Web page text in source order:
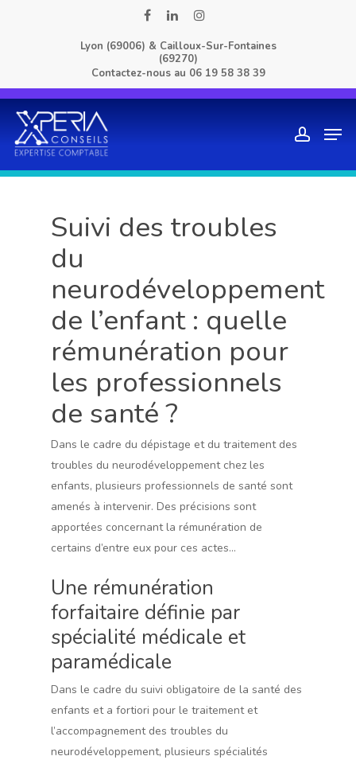
facebooklinkedininstagram
Lyon (69006) & Cailloux-Sur-Fontaines
(69270)
Contactez-nous au 06 19 58 38 39
Suivi des troubles
du
neurodéveloppement
de l’enfant : quelle
rémunération pour
les professionnels
de santé ?
Dans le cadre du dépistage et du traitement des
troubles du neurodéveloppement chez les
enfants, plusieurs professionnels de santé sont
amenés à intervenir. Des précisions sont
apportées concernant la rémunération de
certains d’entre eux pour ces actes…
Une rémunération
forfaitaire définie par
spécialité médicale et
paramédicale
Dans le cadre du suivi obligatoire de la santé des
enfants et a fortiori pour le traitement et
l’accompagnement des troubles du
neurodéveloppement, plusieurs spécialités